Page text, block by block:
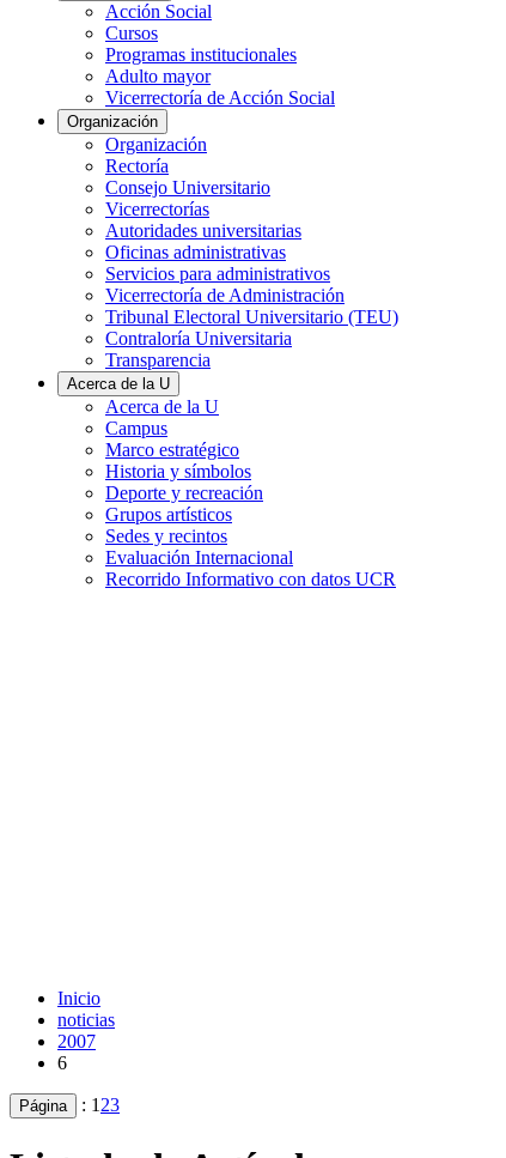
Acción Social
Cursos
Programas institucionales
Adulto mayor
Vicerrectoría de Acción Social
Organización
Organización
Rectoría
Consejo Universitario
Vicerrectorías
Autoridades universitarias
Oficinas administrativas
Servicios para administrativos
Vicerrectoría de Administración
Tribunal Electoral Universitario (TEU)
Contraloría Universitaria
Transparencia
Acerca de la U
Acerca de la U
Campus
Marco estratégico
Historia y símbolos
Deporte y recreación
Grupos artísticos
Sedes y recintos
Evaluación Internacional
Recorrido Informativo con datos UCR
Inicio
noticias
2007
6
Página : 1 23